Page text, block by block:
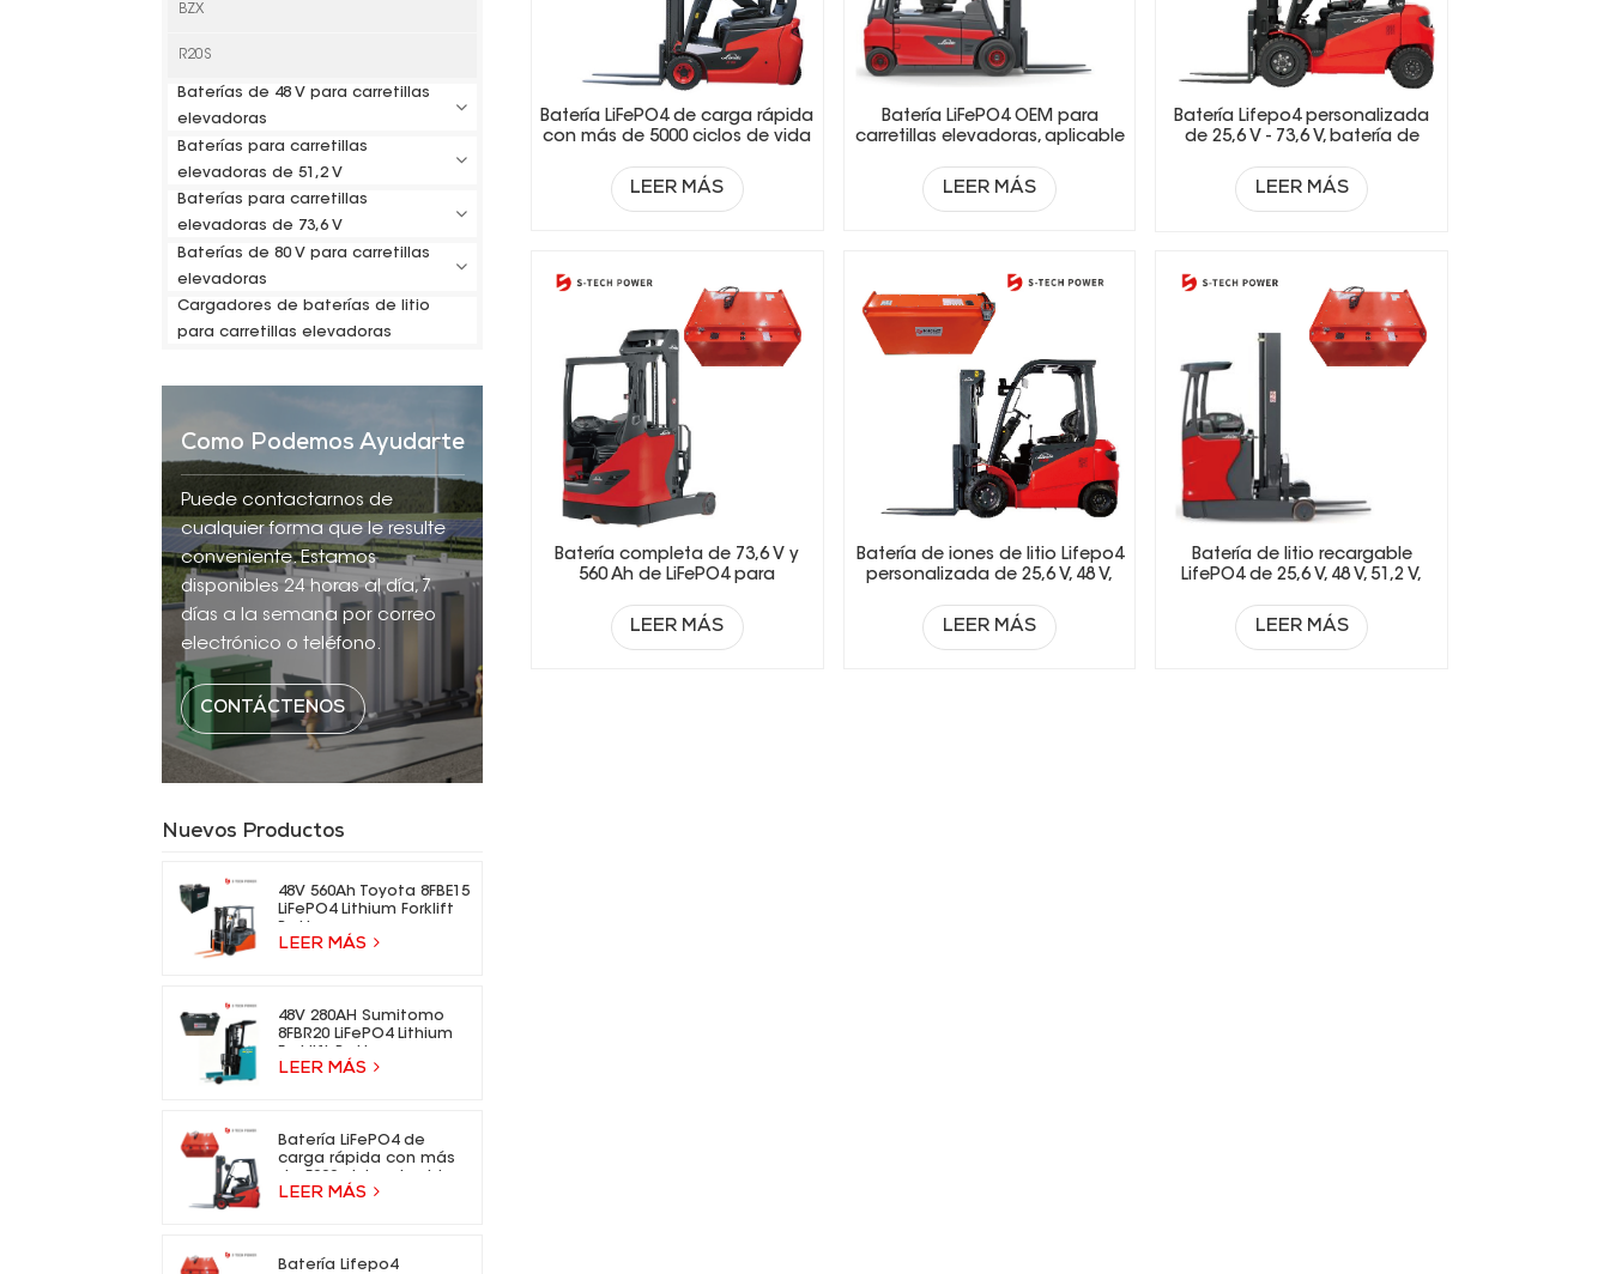
BZX
R20S
Baterías de 48 V para carretillas
elevadoras
Baterías para carretillas
elevadoras de 51,2 V
Baterías para carretillas
elevadoras de 73,6 V
Baterías de 80 V para carretillas
elevadoras
Cargadores de baterías de litio
para carretillas elevadoras
Como Podemos Ayudarte
Puede contactarnos de
cualquier forma que le resulte
conveniente. Estamos
disponibles 24 horas al día, 7
días a la semana por correo
electrónico o teléfono.
CONTÁCTENOS
Nuevos Productos
48V 560Ah Toyota 8FBE15
LiFePO4 Lithium Forklift
LEER MÁS
48V 280AH Sumitomo
8FBR20 LiFePO4 Lithium
LEER MÁS
Batería LiFePO4 de
carga rápida con más
para carretillas
LEER MÁS
Batería Lifepo4
Batería LiFePO4 de carga rápida
con más de 5000 ciclos de vida
eléctricas.
LEER MÁS
Batería LiFePO4 OEM para
carretillas elevadoras, aplicable
carretillas elevadoras.
LEER MÁS
Batería Lifepo4 personalizada
de 25,6 V - 73,6 V, batería de
elevadoras eléctricas.
LEER MÁS
Batería completa de 73,6 V y
560 Ah de LiFePO4 para
cargador inteligente y BMS.
LEER MÁS
Batería de iones de litio Lifepo4
personalizada de 25,6 V, 48 V,
montacargas.
LEER MÁS
Batería de litio recargable
LifePO4 de 25,6 V, 48 V, 51,2 V,
elevadoras eléctricas.
LEER MÁS